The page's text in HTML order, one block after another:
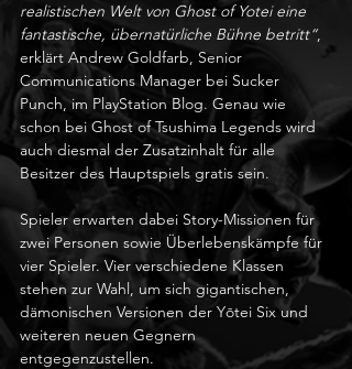
realistischen Welt von Ghost of Yotei eine
fantastische, übernatürliche Bühne betritt“,
erklärt Andrew Goldfarb, Senior
Communications Manager bei Sucker
Punch, im PlayStation Blog. Genau wie
schon bei Ghost of Tsushima Legends wird
auch diesmal der Zusatzinhalt für alle
Besitzer des Hauptspiels gratis sein.
Spieler erwarten dabei Story-Missionen für
zwei Personen sowie Überlebenskämpfe für
vier Spieler. Vier verschiedene Klassen
stehen zur Wahl, um sich gigantischen,
dämonischen Versionen der Yōtei Six und
weiteren neuen Gegnern
entgegenzustellen.